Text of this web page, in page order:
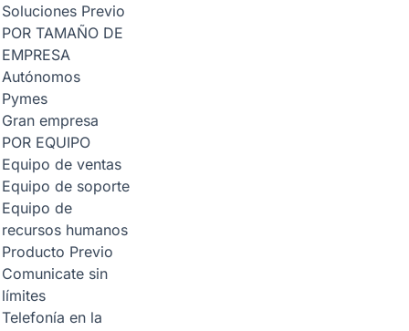
Soluciones Previo
POR TAMAÑO DE
EMPRESA
Autónomos
Pymes
Gran empresa
POR EQUIPO
Equipo de ventas
Equipo de soporte
Equipo de
recursos humanos
Producto Previo
Comunicate sin
límites
Telefonía en la